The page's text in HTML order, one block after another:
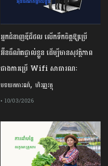
អ្នកជំនាញឌីជីថល លើកទឹកចិត្តឱ្យប្រើ
អ៊ីនធឺណិតផ្ទាល់ខ្លួន ដើម្បីមានសុវត្ថិភាព
ជាងការប្រើ Wifi​ សាធារណៈ
បទយកការណ៍, ហិរញ្ញវត្ថុ
• 10/03/2026